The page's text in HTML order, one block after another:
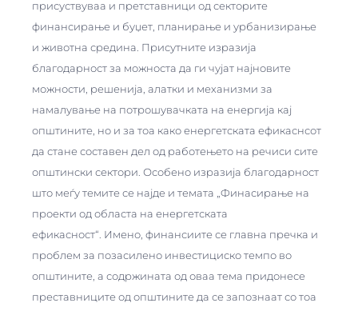
присуствуваа и претставници од секторите
финансирање и буџет, планирање и урбанизирање
и животна средина. Присутните изразија
благодарност за можноста да ги чујат најновите
можности, решенија, алатки и механизми за
намалување на потрошувачката на енергија кај
општините, но и за тоа како енергетската ефикаснсот
да стане составен дел од работењето на речиси сите
општински сектори. Особено изразија благодарност
што меѓу темите се најде и темата „Финасирање на
проекти од областа на енергетската
ефикасност“. Имено, финансиите се главна пречка и
проблем за позасилено инвестициско темпо во
општините, а содржината од оваа тема придонесе
преставниците од општините да се запознаат со тоа